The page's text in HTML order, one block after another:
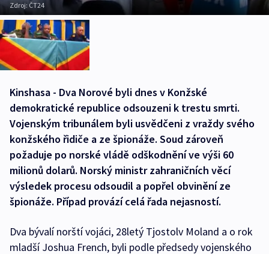
Zdroj: ČT24
Kinshasa - Dva Norové byli dnes v Konžské
demokratické republice odsouzeni k trestu smrti.
Vojenským tribunálem byli usvědčeni z vraždy svého
konžského řidiče a ze špionáže. Soud zároveň
požaduje po norské vládě odškodnění ve výši 60
milionů dolarů. Norský ministr zahraničních věcí
výsledek procesu odsoudil a popřel obvinění ze
špionáže. Případ provází celá řada nejasností.
Dva bývalí norští vojáci, 28letý Tjostolv Moland a o rok
mladší Joshua French, byli podle předsedy vojenského